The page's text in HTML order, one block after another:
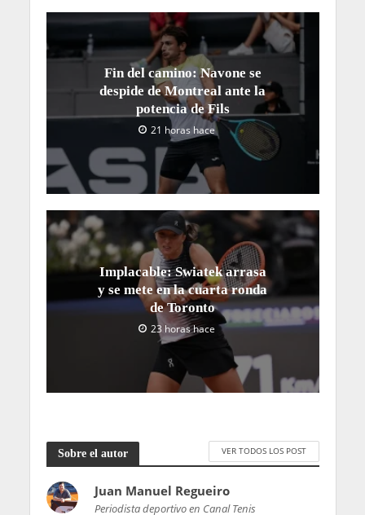
Fin del camino: Navone se
despide de Montreal ante la
potencia de Fils
21 horas hace
Implacable: Swiatek arrasa
y se mete en la cuarta ronda
de Toronto
23 horas hace
Sobre el autor VER TODOS LOS POST
Juan Manuel Regueiro
Periodista deportivo en Canal Tenis